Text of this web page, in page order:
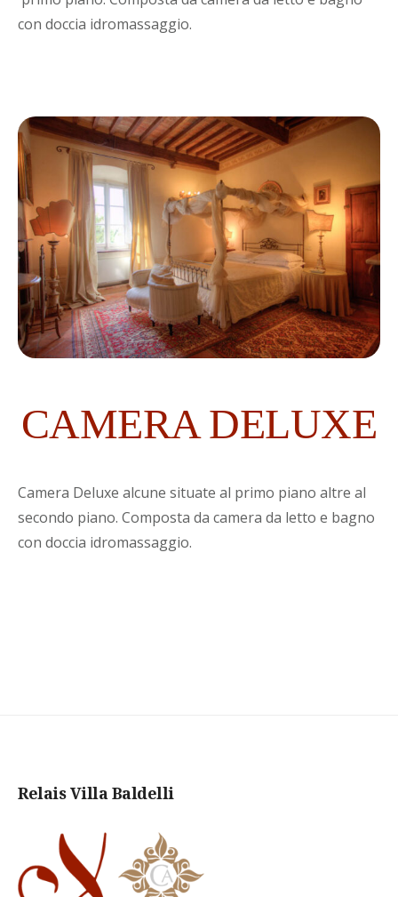
con doccia idromassaggio.
CAMERA DELUXE
Camera Deluxe alcune situate al primo piano altre al
secondo piano. Composta da camera da letto e bagno
con doccia idromassaggio.
Relais Villa Baldelli